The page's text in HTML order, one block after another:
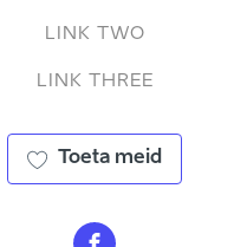
LINK TWO
LINK THREE
Toeta meid